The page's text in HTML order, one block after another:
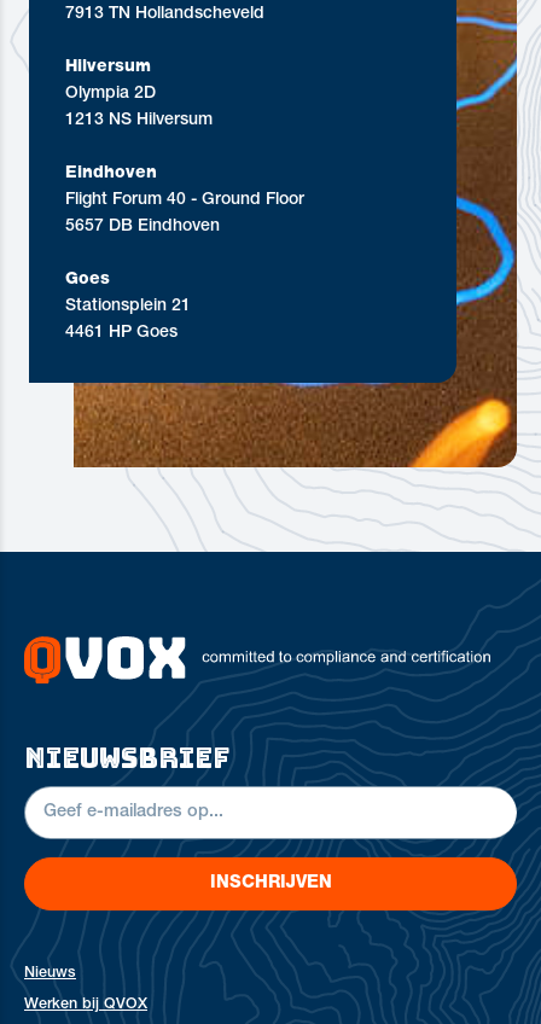
7913 TN Hollandscheveld
Hilversum
Olympia 2D
1213 NS Hilversum
Eindhoven
Flight Forum 40 - Ground Floor
5657 DB Eindhoven
Goes
Stationsplein 21
4461 HP Goes
nieuwsbrief
INSCHRIJVEN
Nieuws
Werken bij QVOX